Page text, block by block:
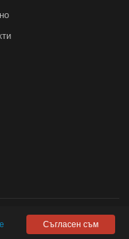
на данните.Съгласен съм